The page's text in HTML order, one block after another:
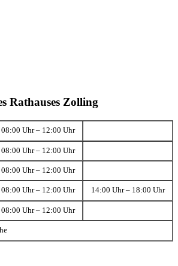
Rathauses Zolling
08:00 Uhr – 12:00 Uhr
08:00 Uhr – 12:00 Uhr
08:00 Uhr – 12:00 Uhr
08:00 Uhr – 12:00 Uhr 14:00 Uhr – 18:00 Uhr
08:00 Uhr – 12:00 Uhr